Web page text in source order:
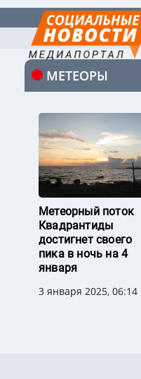
МЕТЕОРЫ
Метеорный поток
Квадрантиды
достигнет своего
пика в ночь на 4
января
3 января 2025, 06:14